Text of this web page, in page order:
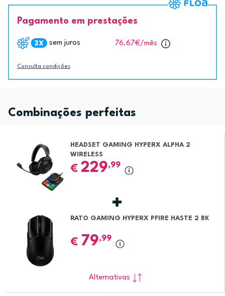
Pagamento em prestações
sem juros 76.67€/mês
Consulta condições
Combinações perfeitas
HEADSET GAMING HYPERX ALPHA 2
WIRELESS
€ 229,99
RATO GAMING HYPERX PFIRE HASTE 2 BK
€ 79,99
Alternativas